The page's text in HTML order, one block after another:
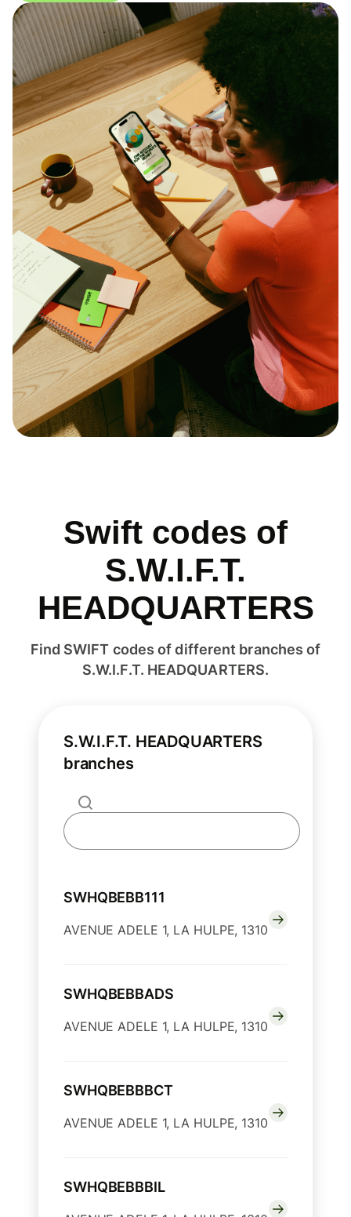
Swift codes of
S.W.I.F.T.
HEADQUARTERS
Find SWIFT codes of different branches of
S.W.I.F.T. HEADQUARTERS.
S.W.I.F.T. HEADQUARTERS
branches
SWHQBEBB111
AVENUE ADELE 1, LA HULPE, 1310
SWHQBEBBADS
AVENUE ADELE 1, LA HULPE, 1310
SWHQBEBBBCT
AVENUE ADELE 1, LA HULPE, 1310
SWHQBEBBBIL